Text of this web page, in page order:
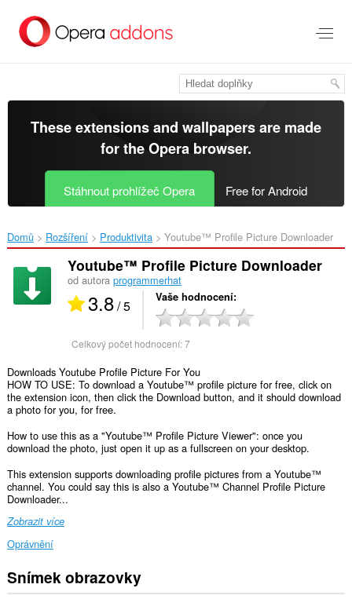
přímo
These extensions and wallpapers are made
for theOpera browser.
Stáhnout prohlížeč Opera Free for Android
Domů Rozšíření Produktivita Youtube™ Profile Picture Downloader‎
Youtube™ Profile Picture Downloader
od autora programmerhat
3.8/ 5 Vaše hodnocení
Celkový počet hodnocení:7
Downloads Youtube Profile Picture For You
HOW TO USE: To download a Youtube™ profile picture for free, click on
the extension icon, then click the Download button, and it should download
a photo for you, for free.
How to use this as a "Youtube™ Profile Picture Viewer": once you
download the photo, just open it up as a fullscreen on your desktop.
This extension supports downloading profile pictures from a Youtube™
channel. You could say this is also a Youtube™ Channel Profile Picture
Downloader...
Zobrazit více
Oprávnění
Toto
rozšíření
Snímek obrazovky